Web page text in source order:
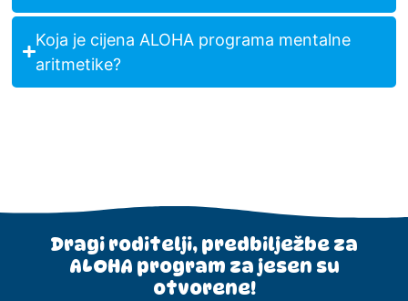
Koja je cijena ALOHA programa mentalne
aritmetike?
Dragi roditelji, predbilježbe za
ALOHA program za jesen su
otvorene!